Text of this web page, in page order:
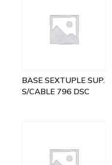
BASE SEXTUPLE SUP.
S/CABLE 796 DSC